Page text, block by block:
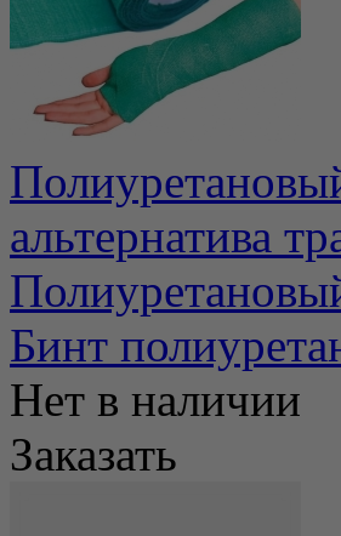
альтернатива
Бинт
Нет в наличии
Заказать